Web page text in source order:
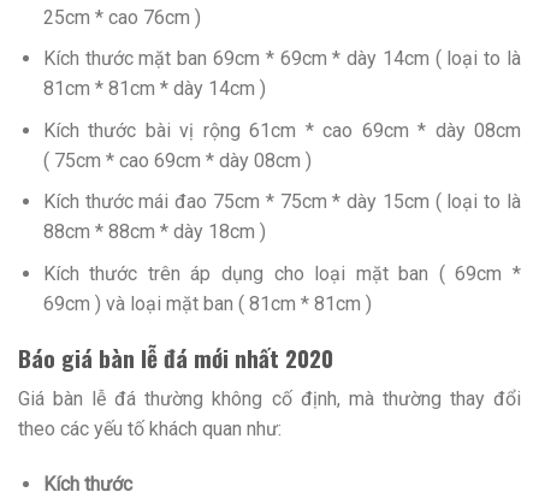
25cm * cao 76cm )
Kích thước mặt ban 69cm * 69cm * dày 14cm ( loại to là
81cm * 81cm * dày 14cm )
Kích thước bài vị rộng 61cm * cao 69cm * dày 08cm
( 75cm * cao 69cm * dày 08cm )
Kích thước mái đao 75cm * 75cm * dày 15cm ( loại to là
88cm * 88cm * dày 18cm )
Kích thước trên áp dụng cho loại mặt ban ( 69cm *
69cm ) và loại mặt ban ( 81cm * 81cm )
Báo giá bàn lễ đá mới nhất 2020
Giá bàn lễ đá thường không cố định, mà thường thay đổi
theo các yếu tố khách quan như:
Kích thước